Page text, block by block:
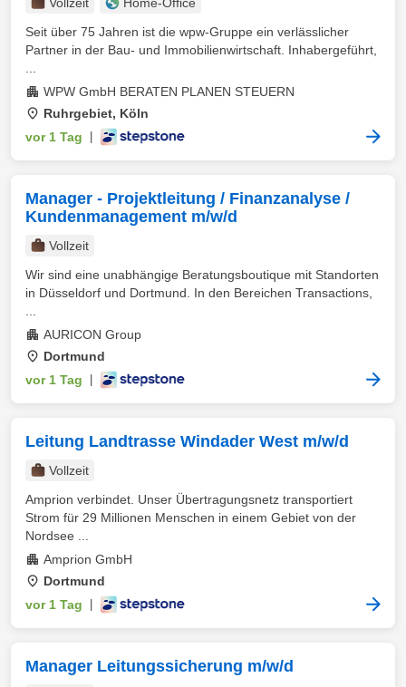
Seit über 75 Jahren ist die wpw-Gruppe ein verlässlicher
Partner in der Bau- und Immobilienwirtschaft. Inhabergeführt,
WPW GmbH BERATEN PLANEN STEUERN
Ruhrgebiet, Köln
vor 1 Tag
Manager - Projektleitung / Finanzanalyse /
Kundenmanagement m/w/d
Vollzeit
Wir sind eine unabhängige Beratungsboutique mit Standorten
in Düsseldorf und Dortmund. In den Bereichen Transactions,
AURICON Group
Dortmund
vor 1 Tag
Leitung Landtrasse Windader West m/w/d
Vollzeit
Amprion verbindet. Unser Übertragungsnetz transportiert
Strom für 29 Millionen Menschen in einem Gebiet von der
Nordsee ...
Amprion GmbH
Dortmund
vor 1 Tag
Manager Leitungssicherung m/w/d